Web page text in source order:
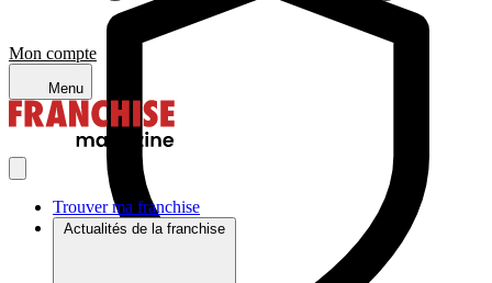
Mon compte
Menu
Trouver ma franchise
Actualités de la franchise